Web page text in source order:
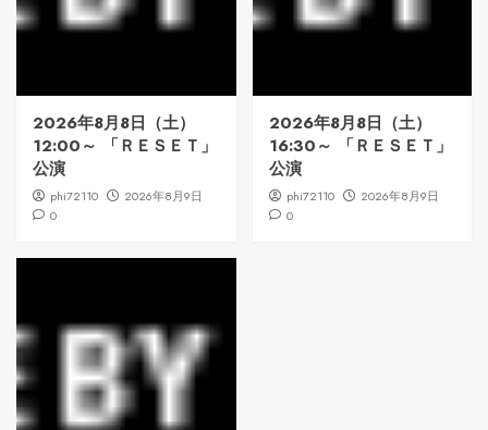
2026年8月8日（土）
12:00～ 「ＲＥＳＥＴ」
公演
phi72110
2026年8月9日
0
2026年8月8日（土）
16:30～ 「ＲＥＳＥＴ」
公演
phi72110
2026年8月9日
0